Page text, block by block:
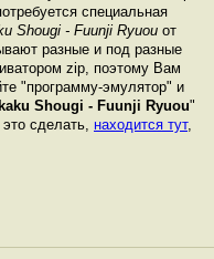
специальная
Shougi - Fuunji Ryuou от
разные и под разные
zip, поэтому Вам
"программу-эмулятор" и
Shougi - Fuunji Ryuou"
сделать, находится тут,